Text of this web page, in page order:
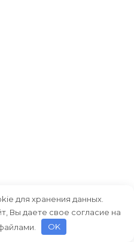
для хранения данных.
Вы даете свое согласие на
OK